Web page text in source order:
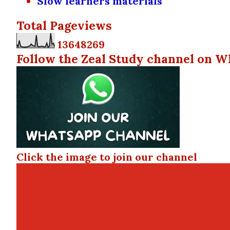
Total Pageviews
13648269
Follow the Zeal Study channel on
Click the image to join our channel